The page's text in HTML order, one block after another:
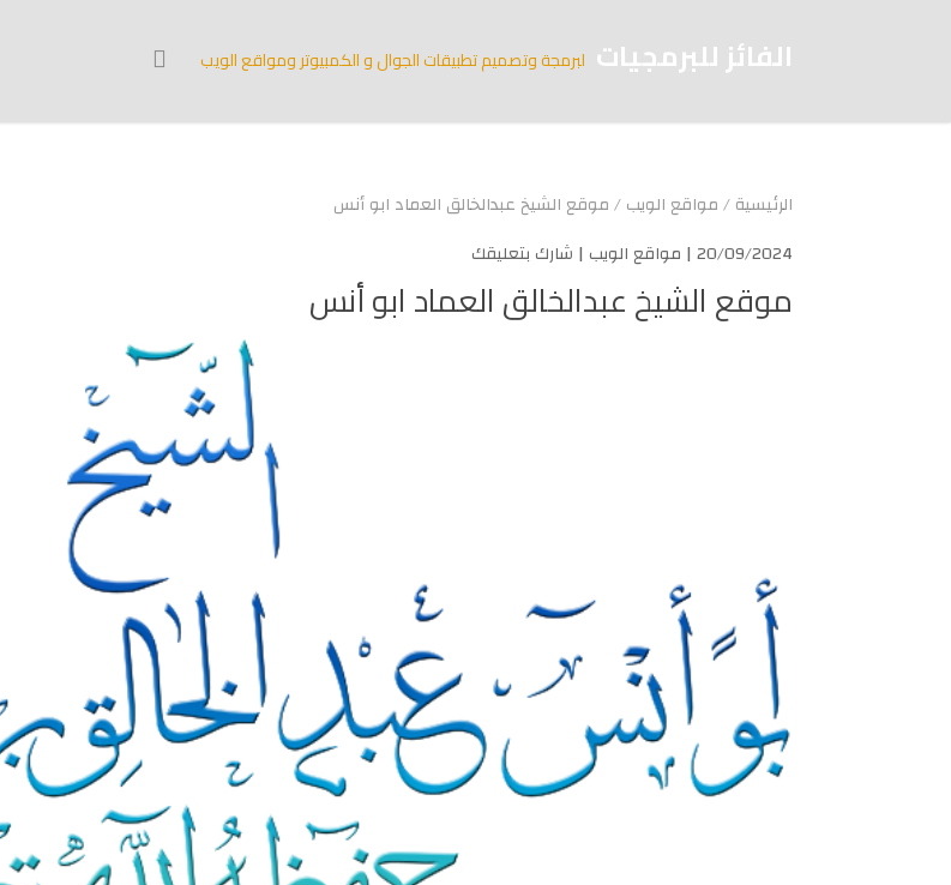
الفائز للبرمجيات لبرمجة وتصميم تطبيقات الجوال و الكمبيوتر ومواقع الويب
الرئيسية/مواقع الويب/موقع الشيخ عبدالخالق العماد ابو أنس
20/09/2024 | مواقع الويب | شارك بتعليقك
موقع الشيخ عبدالخالق العماد ابو أنس